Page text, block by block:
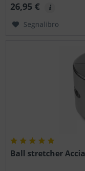
26,95 €
Segnalibro
Ball stretcher